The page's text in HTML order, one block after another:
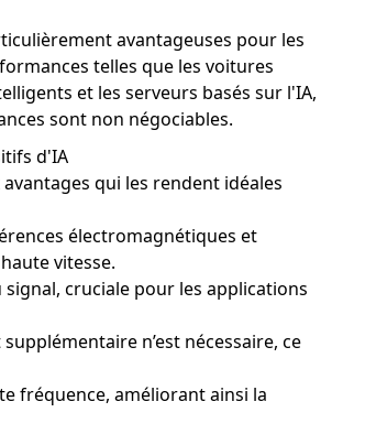
avantageuses pour les
telles que les voitures
et les serveurs basés sur l'IA,
sont non négociables.
d'IA
qui les rendent idéales
électromagnétiques et
vitesse.
cruciale pour les applications
n’est nécessaire, ce
fréquence, améliorant ainsi la